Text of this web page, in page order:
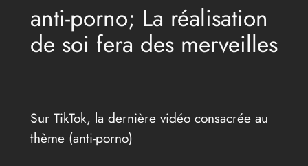
anti-porno; La réalisation
de soi fera des merveilles
Sur TikTok, la dernière vidéo consacrée au
thème (anti-porno)